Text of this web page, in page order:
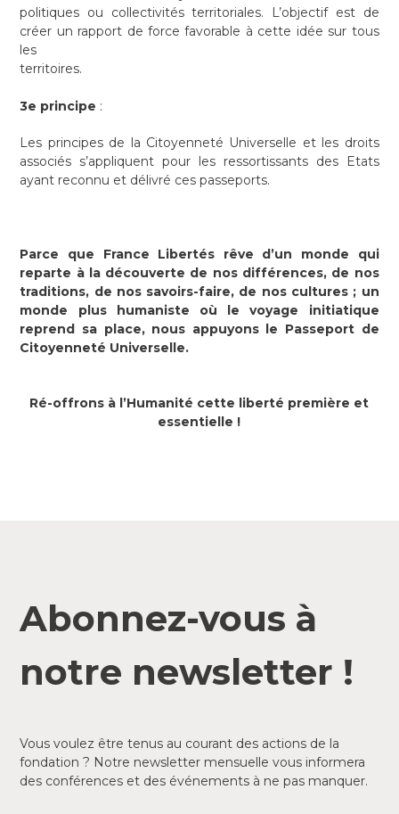
politiques ou collectivités territoriales. L’objectif est de
créer un rapport de force favorable à cette idée sur tous
les
territoires.
3e principe :
Les principes de la Citoyenneté Universelle et les droits
associés s’appliquent pour les ressortissants des Etats
ayant reconnu et délivré ces passeports.
Parce que France Libertés rêve d’un monde qui
reparte à la découverte de nos différences, de nos
traditions, de nos savoirs-faire, de nos cultures ; un
monde plus humaniste où le voyage initiatique
reprend sa place, nous appuyons le Passeport de
Citoyenneté Universelle.
Ré-offrons à l’Humanité cette liberté première et
essentielle !
Abonnez-vous à
notre newsletter !
Vous voulez être tenus au courant des actions de la
fondation ? Notre newsletter mensuelle vous informera
des conférences et des événements à ne pas manquer.